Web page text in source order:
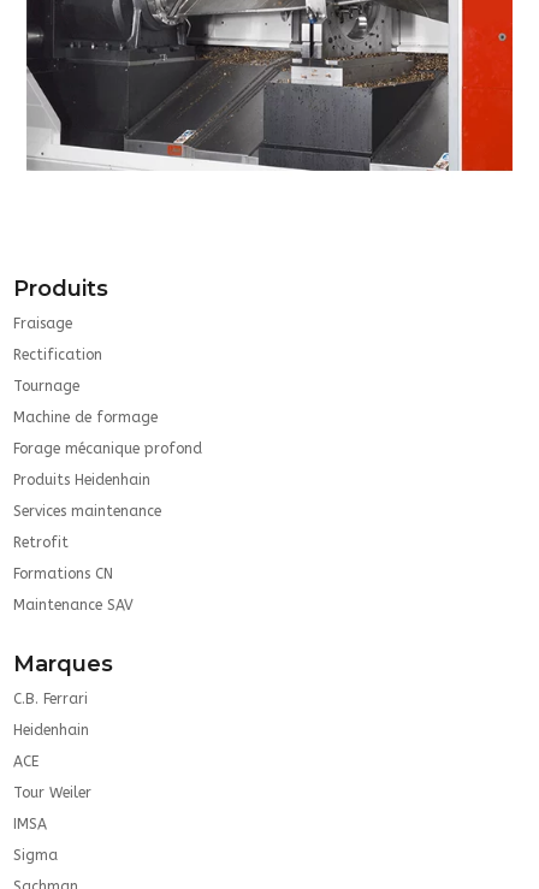
Produits
Fraisage
Rectification
Tournage
Machine de formage
Forage mécanique profond
Produits Heidenhain
Services maintenance
Retrofit
Formations CN
Maintenance SAV
Marques
C.B. Ferrari
Heidenhain
ACE
Tour Weiler
IMSA
Sigma